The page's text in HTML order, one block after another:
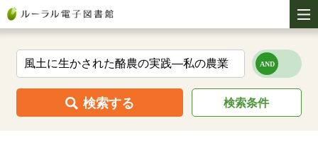
検索する 検索条件